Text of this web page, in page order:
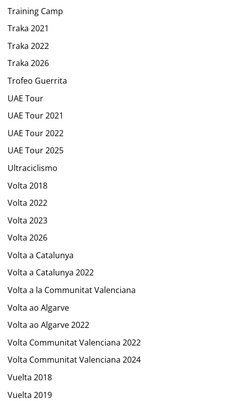
Training Camp
Traka 2021
Traka 2022
Traka 2026
Trofeo Guerrita
UAE Tour
UAE Tour 2021
UAE Tour 2022
UAE Tour 2025
Ultraciclismo
Volta 2018
Volta 2022
Volta 2023
Volta 2026
Volta a Catalunya
Volta a Catalunya 2022
Volta a la Communitat Valenciana
Volta ao Algarve
Volta ao Algarve 2022
Volta Communitat Valenciana 2022
Volta Communitat Valenciana 2024
Vuelta 2018
Vuelta 2019